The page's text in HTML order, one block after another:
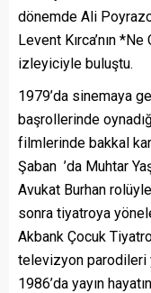
dönemde Ali
Levent Kırca’nın
izleyiciyle buluştu.
1979’da sinemaya
başrollerinde
filmlerinde bakkal
Şaban ’da Muhtar
Avukat Burhan
sonra tiyatroya
Akbank Çocuk
televizyon parodileri
1986’da yayın